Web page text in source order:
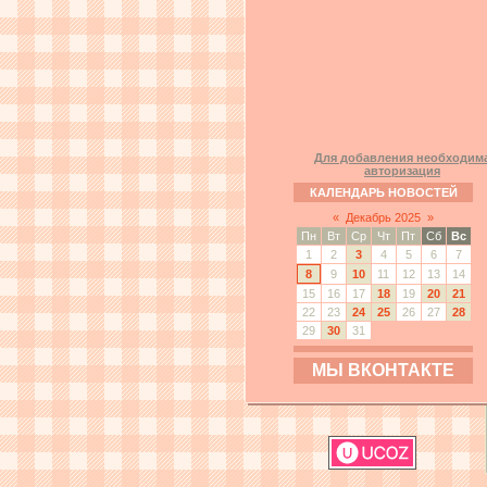
Для добавления
авторизация
КАЛЕНДАРЬ НОВОСТЕЙ
« Декабрь 2025 »
Пн
Вт Ср Чт Пт Сб
Вс
1
2 3 4 5 6
7
8
9 10 11 12 13
14
15
16 17 18 19 20
21
22
23 24 25 26 27
28
29
30 31
МЫ ВКОНТАКТЕ